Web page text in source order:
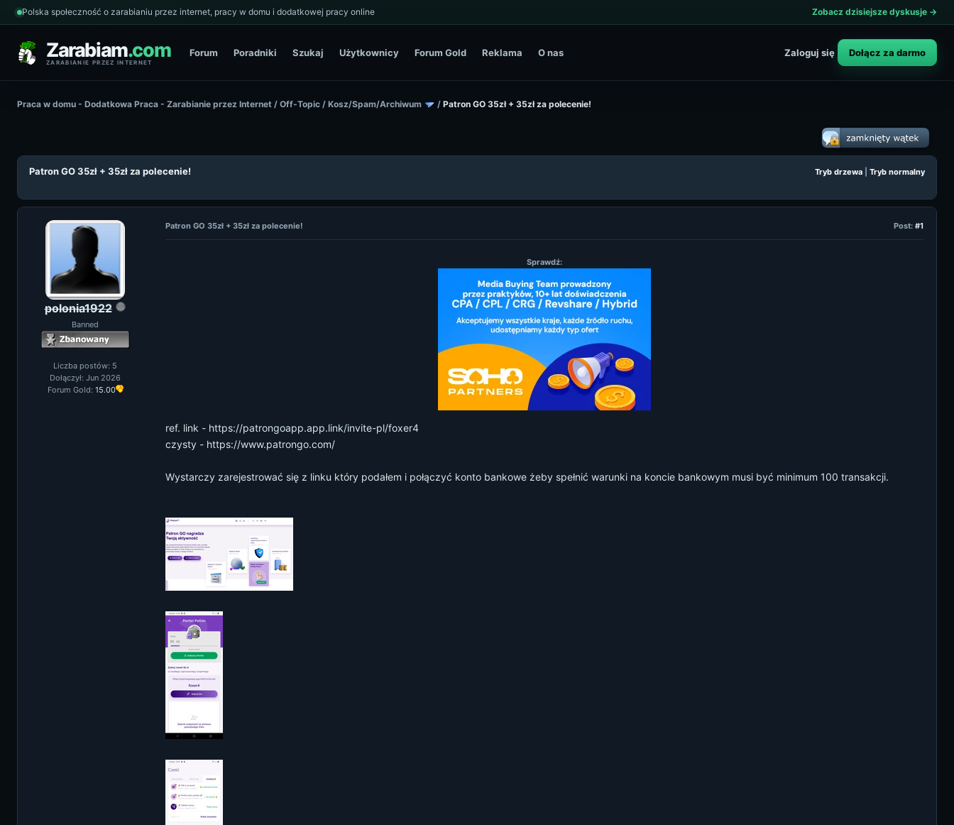
Polska społeczność o zarabianiu przez internet, pracy w domu i dodatkowej pracy online Zobacz dzisiejsze dyskusje →
Zarabiam.com
ZARABIANIE PRZEZ INTERNET
Forum Poradniki Szukaj Użytkownicy Forum Gold Reklama O nas Zaloguj się Dołącz za darmo
Praca w domu - Dodatkowa Praca - Zarabianie przez Internet / Off-Topic / Kosz/Spam/Archiwum / Patron GO 35zł + 35zł za polecenie!
Tryb drzewa Tryb normalny
Patron GO 35zł + 35zł za polecenie!
polonia1922
Banned
Liczba postów: 5
Dołączył: Jun 2026
Forum Gold: 15.00
Post: #1
Patron GO 35zł + 35zł za polecenie!
Sprawdź:
ref. link - https://patrongoapp.app.link/invite-pl/foxer4
czysty - https://www.patrongo.com/
Wystarczy zarejestrować się z linku który podałem i połączyć konto bankowe żeby spełnić warunki na koncie bankowym musi być minimum 100 transakcji.